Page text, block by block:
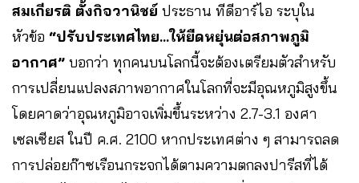
สมเกียรติ ตั้งกิจวานิชย์ ประธาน ทีดีอาร์ไอ ระบุใน
หัวข้อ “ปรับประเทศไทย…ให้ยืดหยุ่นต่อสภาพภูมิ
อากาศ” บอกว่า ทุกคนบนโลกนี้จะต้องเตรียมตัวสำหรับ
การเปลี่ยนแปลงสภาพอากาศในโลกที่จะมีอุณหภูมิสูงขึ้น
โดยคาดว่าอุณหภูมิอาจเพิ่มขึ้นระหว่าง 2.7-3.1 องศา
เซลเซียส ในปี ค.ศ. 2100 หากประเทศต่าง ๆ สามารถลด
การปล่อยก๊าซเรือนกระจกได้ตามความตกลงปารีสที่ได้